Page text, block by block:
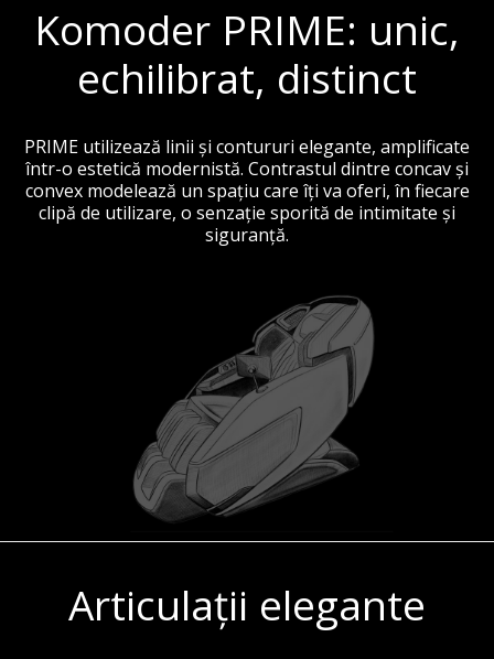
Komoder PRIME: unic,
echilibrat, distinct
PRIME utilizează linii și contururi elegante, amplificate
într-o estetică modernistă. Contrastul dintre concav și
convex modelează un spațiu care îți va oferi, în fiecare
clipă de utilizare, o senzație sporită de intimitate și
siguranță.
Articulații elegante